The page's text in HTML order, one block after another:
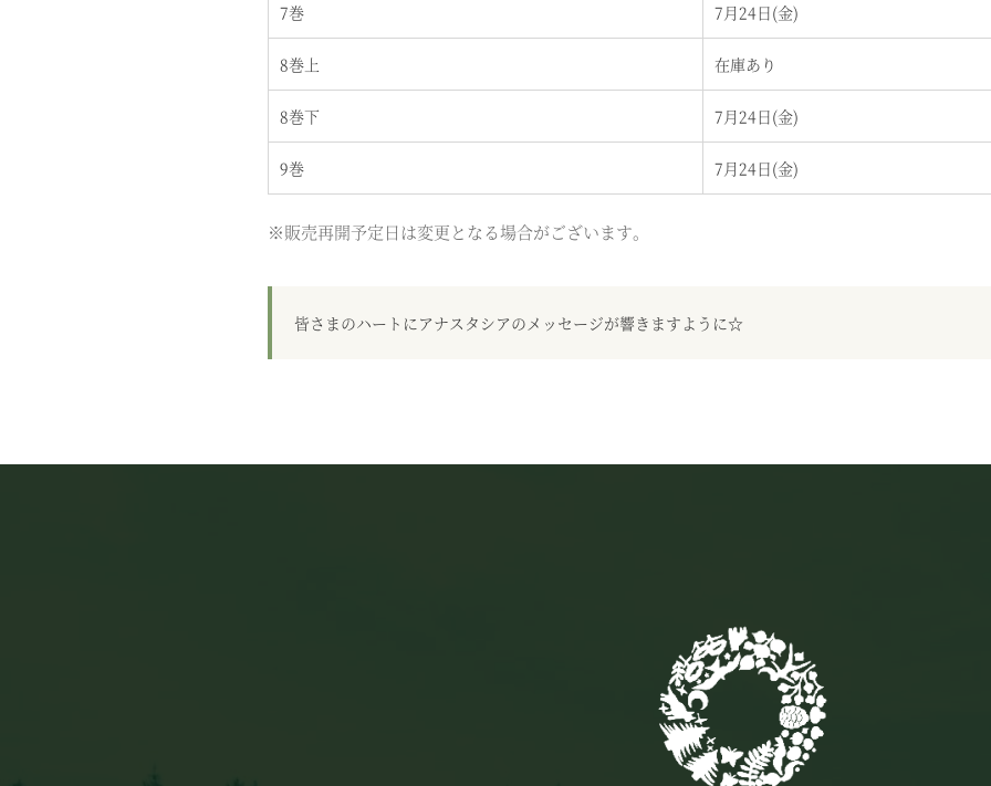
7巻 7月24日(金)
8巻上 在庫あり
8巻下 7月24日(金)
9巻 7月24日(金)
※販売再開予定日は変更となる場合がございます。
皆さまのハートにアナスタシアのメッセージが響きますように☆